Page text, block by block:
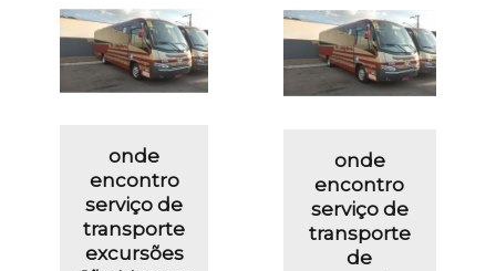
onde
encontro
serviço de
transporte
excursões
onde
encontro
serviço de
transporte
de